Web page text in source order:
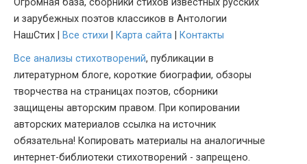
и зарубежных поэтов классиков в Антологии
НашСтих |
Все стихи Карта сайта
Контакты
Все анализы стихотворений, публикации в
литературном блоге, короткие биографии, обзоры
творчества на страницах поэтов, сборники
защищены авторским правом. При копировании
авторских материалов ссылка на источник
обязательна! Копировать материалы на аналогичные
интернет-библиотеки стихотворений - запрещено.